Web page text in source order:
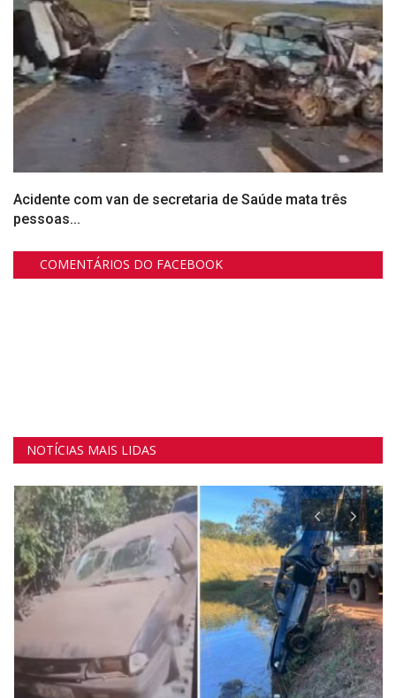
Acidente com van de secretaria de Saúde mata três
pessoas...
COMENTÁRIOS DO FACEBOOK
NOTÍCIAS MAIS LIDAS